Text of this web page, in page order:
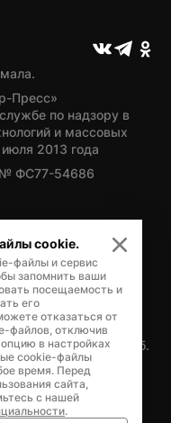
Пресс»
по надзору в
и массовых
2013 года
№ ФС77-54686
политики Ямало-
Кнунянца, д.1, каб.
cookie.
файлы и сервис
запомнить ваши
посещаемость и
его
отказаться от
файлов, отключив
в настройках
cookie-файлы
время. Перед
сайта,
с нашей
.